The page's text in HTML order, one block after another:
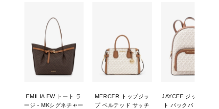
EMILIA EW トート ラ
ージ - MKシグネチャー
MERCER トップジッ
プ ベルテッド サッチ
JAYCEE ジップポケッ
ト バックパック ミデ